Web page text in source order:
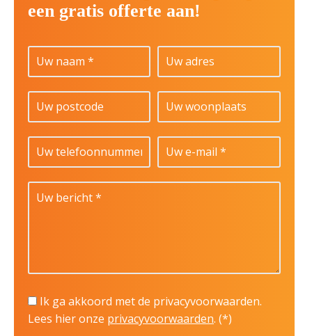
een gratis offerte aan!
Ik ga akkoord met de privacyvoorwaarden.
Lees hier onze privacyvoorwaarden. (*)